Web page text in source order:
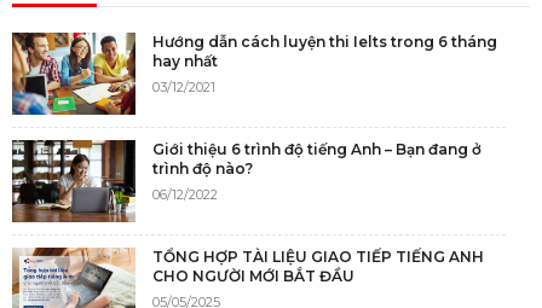
Hướng dẫn cách luyện thi Ielts trong 6 tháng
hay nhất
03/12/2021
Giới thiệu 6 trình độ tiếng Anh – Bạn đang ở
trình độ nào?
06/12/2022
TỔNG HỢP TÀI LIỆU GIAO TIẾP TIẾNG ANH
CHO NGƯỜI MỚI BẮT ĐẦU
05/05/2025